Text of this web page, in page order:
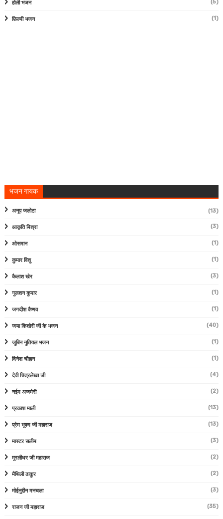
होली भजन (5)
फ़िल्मी भजन (1)
भजन गायक
अनूप जलोटा (13)
आकृति मिश्रा (3)
ओसमान (1)
कुमार विशु (1)
कैलाश खेर (3)
गुलशन कुमार (1)
जगदीश वैष्णव (1)
जया किशोरी जी के भजन (40)
जुबिन नुतियल भजन (1)
दिनेश चौहान (1)
देवी चित्रलेखा जी (4)
नईम अजमेरी (2)
प्रकाश माली (13)
प्रेम भूषण जी महाराज (13)
मास्टर सलीम (3)
मुरलीधर जी महाराज (2)
मैथिली ठाकुर (2)
मोईनुद्दीन मनचला (3)
राजन जी महाराज (35)